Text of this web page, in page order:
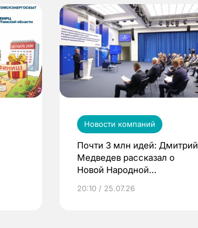
Новости компаний
Почти 3 млн идей: Дмитрий
Медведев рассказал о
Новой Народной
20:10 / 25.07.26